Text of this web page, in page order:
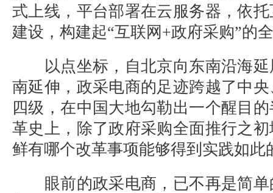
式上线，平台部署在云服务器，依
建设，构建起“互联网+政府采购”的
以点坐标，自北京向东南沿海延
南延伸，政采电商的足迹跨越了中
四级，在中国大地勾勒出一个醒目
革史上，除了政府采购全面推行之
鲜有哪个改革事项能够得到实践如此
眼前的政采电商，已不再是简单